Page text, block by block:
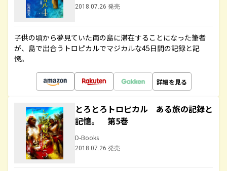
2018.07.26 発売
子供の頃から夢見ていた南の島に滞在することになった筆者
が、島で出合うトロピカルでマジカルな45日間の記録と記
憶。
詳細を見る
とろとろトロピカル ある旅の記録と
記憶。 第5巻
D-Books
2018.07.26 発売